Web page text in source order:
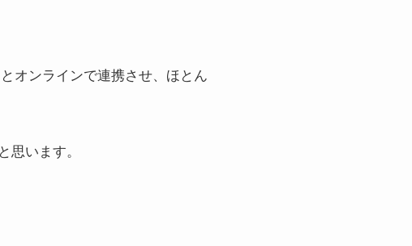
オンラインで連携させ、ほとん
思います。